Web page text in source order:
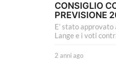
CONSIGLIO
PREVISIONE
E’ stato
Lange e i voti
2 anni ago